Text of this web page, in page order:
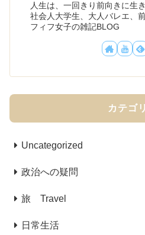
人生は、一回きり前向きに生
社会人大学生、大人バレエ、
フィフ女子の雑記BLOG
カテゴ
Uncategorized
政治への疑問
旅 Travel
日常生活